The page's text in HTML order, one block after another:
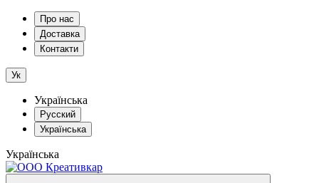
Про нас
Доставка
Контакти
Ук
Українська
Русский
Українська
Українська